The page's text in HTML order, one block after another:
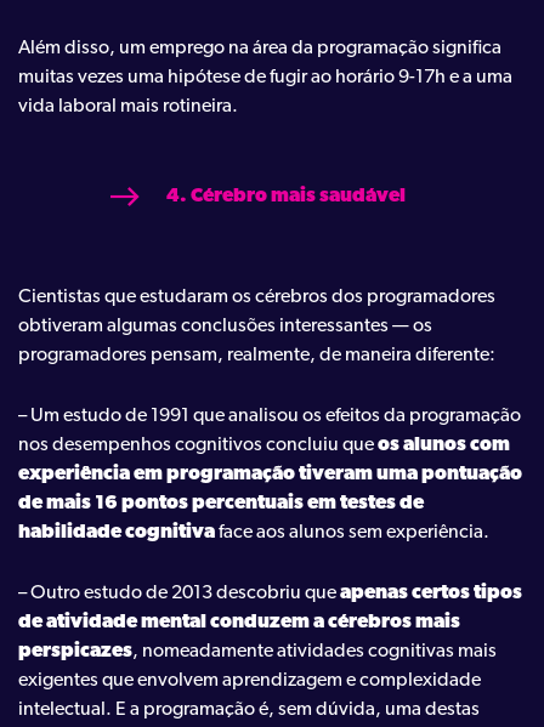
Além disso, um emprego na área da programação significa
muitas vezes uma hipótese de fugir ao horário 9-17h e a uma
vida laboral mais rotineira.
4. Cérebro mais saudável
Cientistas que estudaram os cérebros dos programadores
obtiveram algumas conclusões interessantes — os
programadores pensam, realmente, de maneira diferente:
– Um estudo de 1991 que analisou os efeitos da programação
nos desempenhos cognitivos concluiu queos alunos com
experiência em programação tiveram uma pontuação
de mais 16 pontos percentuais em testes de
habilidade cognitivaface aos alunos sem experiência.
– Outro estudo de 2013 descobriu queapenas certos tipos
de atividade mental conduzem a cérebros mais
perspicazes, nomeadamente atividades cognitivas mais
exigentes que envolvem aprendizagem e complexidade
intelectual. E a programação é, sem dúvida, uma destas